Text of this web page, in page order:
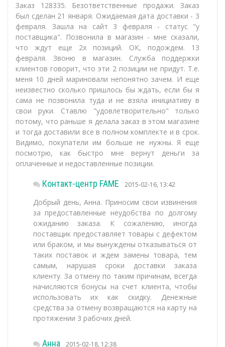
Заказ 128335. Безответственные продажи. Заказ
был сделан 21 января. Ожидаемая дата доставки - 3
февраля. Зашла на сайт 3 февраля - статус "у
поставщика". Позвонила в магазин - мне сказали,
что ждут еще 2х позиций. ОК, подождем. 13
февраля. Звоню в магазин. Служба поддержки
клиентов говорит, что эти 2 позиции не придут. Т.е.
меня 10 дней мариновали непонятно зачем. И еще
неизвестно сколько пришлось бы ждать, если бы я
сама не позвонила туда и не взяла инициативу в
свои руки. Ставлю "удовлетворительно" только
потому, что раньше я делала заказ в этом магазине
и тогда доставили все в полном комплекте и в срок.
Видимо, покупатели им больше не нужны. Я еще
посмотрю, как быстро мне вернут деньги за
оплаченные и недоставленные позиции.
Контакт-центр FAME 2015-02-16, 13:42
Добрый день, Анна. Приносим свои извинения
за предоставленные неудобства по долгому
ожиданию заказа. К сожалению, иногда
поставщик предоставляет товары с дефектом
или браком, и мы вынуждены отказываться от
таких поставок и ждем замены товара, тем
самым, нарушая сроки доставки заказа
клиенту. За отмену по таким причинам, всегда
начисляются бонусы на счет клиента, чтобы
использовать их как скидку. Денежные
средства за отмену возвращаются на карту на
протяжении 3 рабочих дней.
Анна 2015-02-18, 12:38